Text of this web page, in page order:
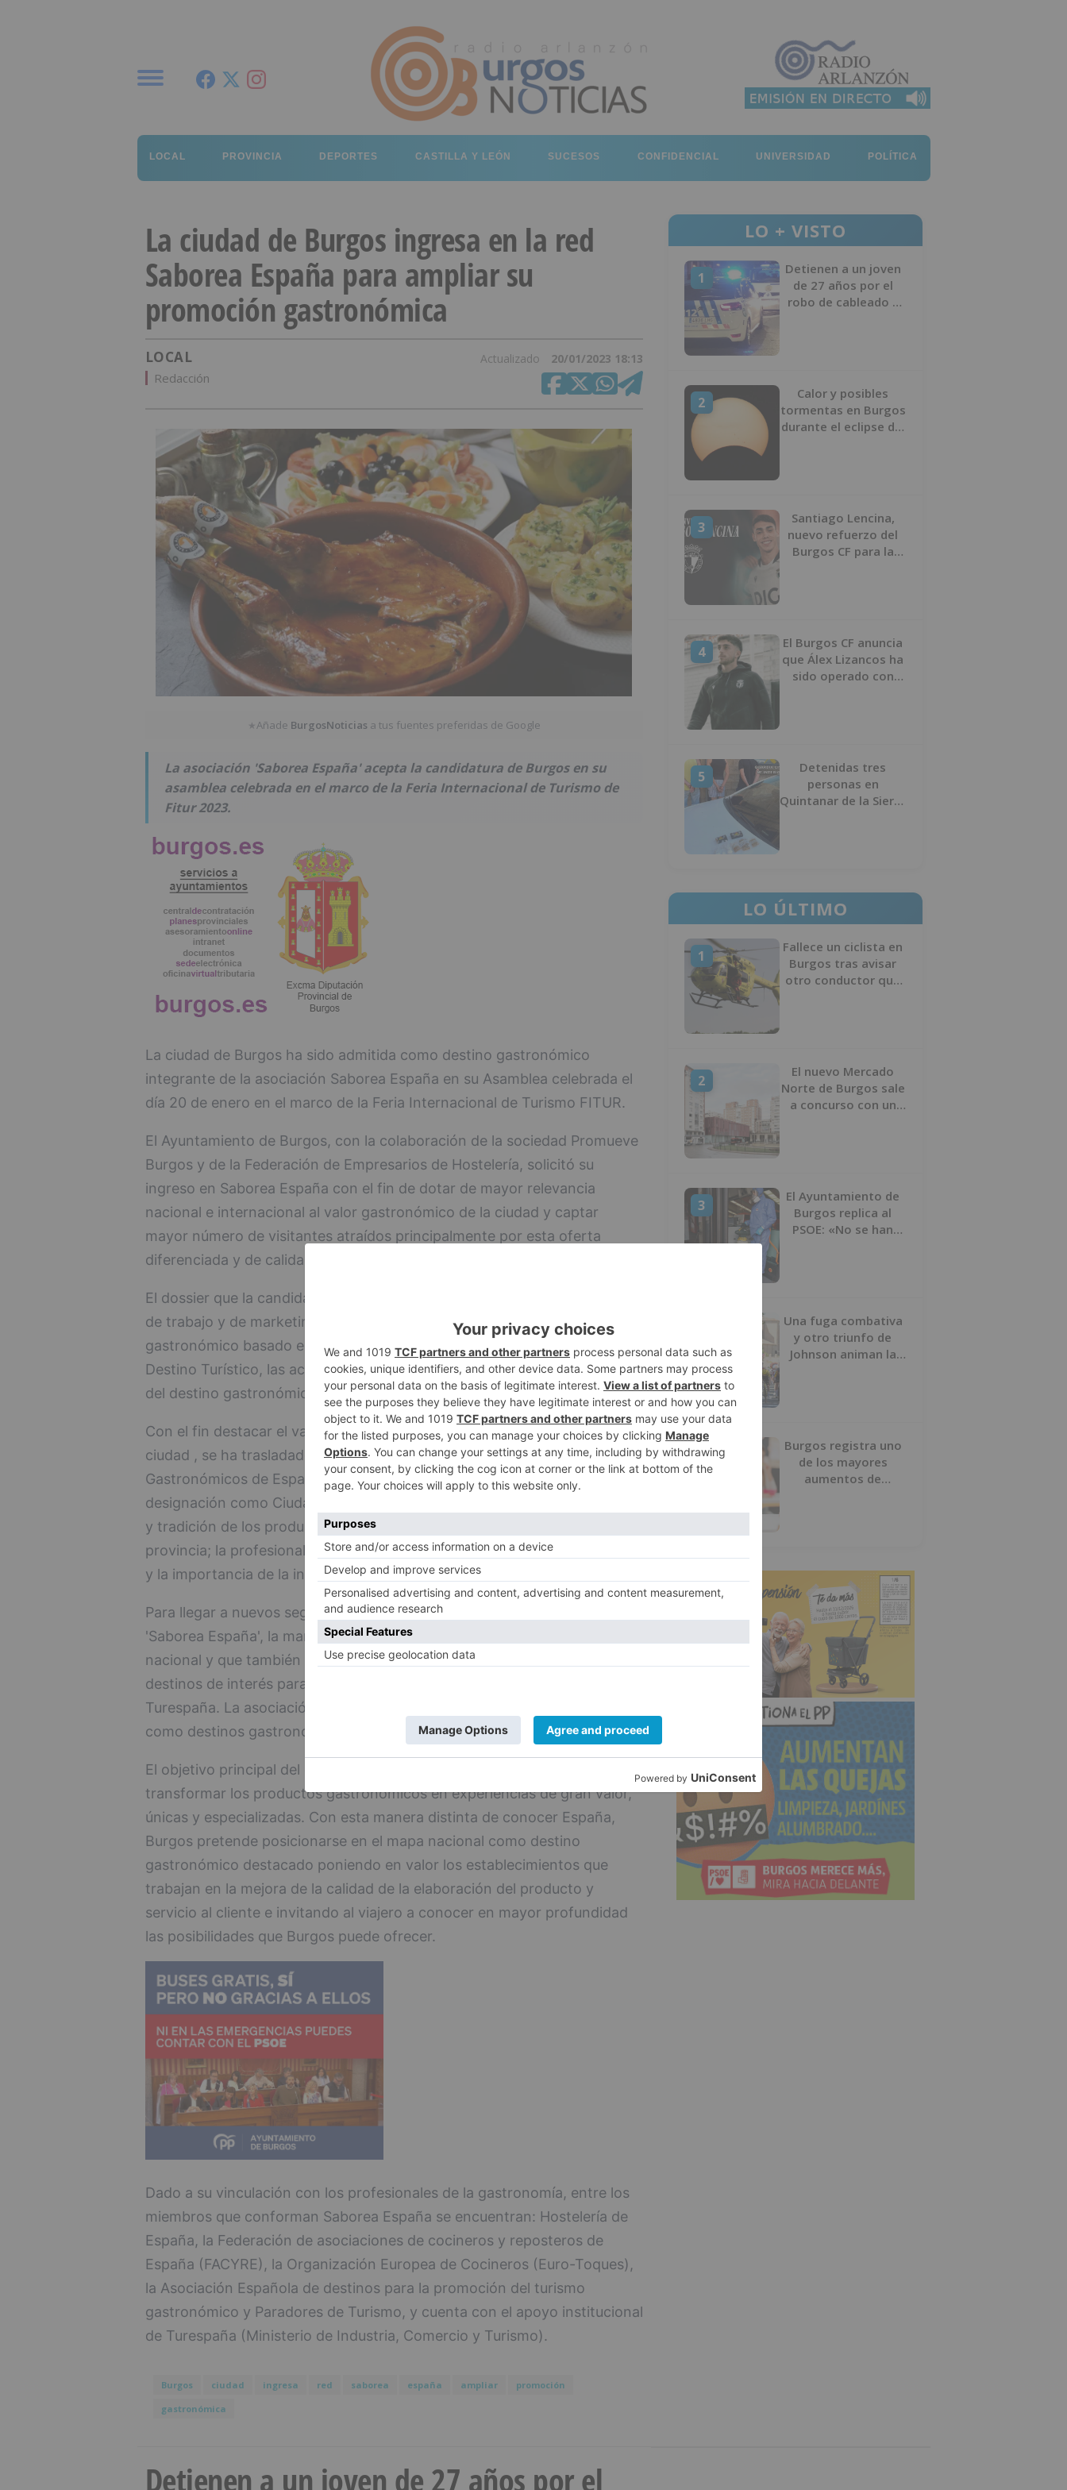
LOCAL PROVINCIA DEPORTES CASTILLA Y LEÓN SUCESOS CONFIDENCIAL UNIVERSIDAD POLÍTICA
La ciudad de Burgos ingresa en la red
Saborea España para ampliar su
promoción gastronómica
LOCAL Actualizado 20/01/2023 18:13
Redacción
★Añade BurgosNoticias a tus fuentes preferidas de Google
La asociación 'Saborea España' acepta la candidatura de Burgos en su
asamblea celebrada en el marco de la Feria Internacional de Turismo de
Fitur 2023.
La ciudad de Burgos ha sido admitida como destino gastronómico
integrante de la asociación Saborea España en su Asamblea celebrada el
día 20 de enero en el marco de la Feria Internacional de Turismo FITUR.
El Ayuntamiento de Burgos, con la colaboración de la sociedad Promueve
Burgos y de la Federación de Empresarios de Hostelería, solicitó su
ingreso en Saborea España con el fin de dotar de mayor relevancia
nacional e internacional al valor gastronómico de la ciudad y captar
mayor número de visitantes atraídos principalmente por esta oferta
diferenciada y de calidad.
El dossier que la candidatura de Burgos presentó está formado por el plan
de trabajo y de marketing para la Promoción de Burgos como destino
gastronómico basado en el desarrollo del Plan de Sostenibilidad del
Destino Turístico, las acciones previstas de Promoción y Comercialización
del destino gastronómico y el sistema de aseguramiento de la calidad.
Con el fin destacar el valor que supone este sector económico en la
ciudad , se ha trasladado a la dirección de la Asociación de Destinos
Gastronómicos de España el aspecto diferencial que supone la
designación como Ciudad Creativa de la Gastronomía UNESCO; la calidad
y tradición de los productos y eventos gastronómicos de la ciudad y
provincia; la profesionalidad y relevancia de los cocineros y restaurantes
y la importancia de la industria agroalimentaria en su tejido económico.
Para llegar a nuevos segmentos de demanda, Burgos formará parte de
'Saborea España', la marca que identifica el turismo gastronómico a nivel
nacional y que también forma parte de la promoción internacional en
destinos de interés para nuestro país a través de la colaboración con
Turespaña. La asociación está conformada por 25 ciudades destacadas
como destinos gastronómicos de referencia en nuestro país.
El objetivo principal del denominado 'club de producto turístico' es el de
transformar los productos gastronómicos en experiencias de gran valor,
únicas y especializadas. Con esta manera distinta de conocer España,
Burgos pretende posicionarse en el mapa nacional como destino
gastronómico destacado poniendo en valor los establecimientos que
trabajan en la mejora de la calidad de la elaboración del producto y
servicio al cliente e invitando al viajero a conocer en mayor profundidad
las posibilidades que Burgos puede ofrecer.
Dado a su vinculación con los profesionales de la gastronomía, entre los
miembros que conforman Saborea España se encuentran: Hostelería de
España, la Federación de asociaciones de cocineros y reposteros de
España (FACYRE), la Organización Europea de Cocineros (Euro-Toques),
la Asociación Española de destinos para la promoción del turismo
gastronómico y Paradores de Turismo, y cuenta con el apoyo institucional
de Turespaña (Ministerio de Industria, Comercio y Turismo).
Burgos ciudad ingresa red saborea españa ampliar
promoción
gastronómica
LO + VISTO
1
Detienen a un joven
de 27 años por el
robo de cableado y
2
Calor y posibles
tormentas en Burgos
durante el eclipse del
3
Santiago Lencina,
nuevo refuerzo del
Burgos CF para la
4
El Burgos CF anuncia
que Álex Lizancos ha
sido operado con
5
Detenidas tres
personas en
Quintanar de la Sierra
LO ÚLTIMO
1
Fallece un ciclista en
Burgos tras avisar
otro conductor que
2
El nuevo Mercado
Norte de Burgos sale
a concurso con un
3
El Ayuntamiento de
Burgos replica al
PSOE: «No se han
Una fuga combativa
y otro triunfo de
Johnson animan la
5
Burgos registra uno
de los mayores
aumentos de
Detienen a un joven de 27 años por el